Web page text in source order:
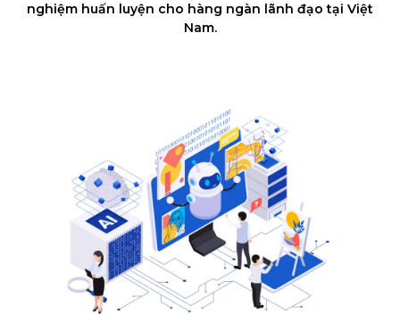
nghiệm huấn luyện cho hàng ngàn lãnh đạo tại Việt
Nam.